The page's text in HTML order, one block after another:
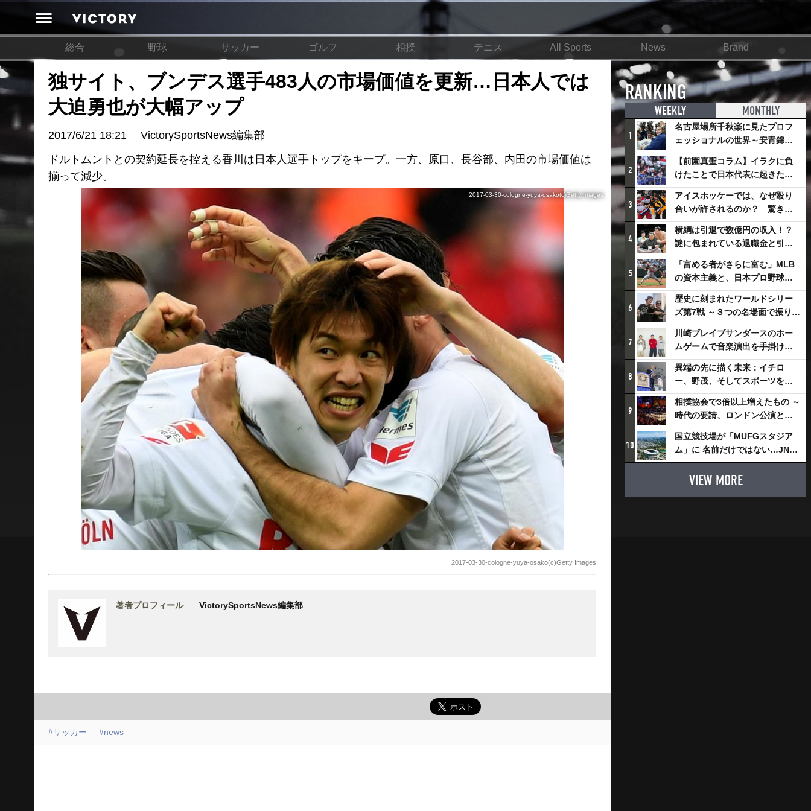
総合 野球 サッカー ゴルフ 相撲 テニス All Sports News Brand
独サイト、ブンデス選手483人の市場価値を更新…日本人では
大迫勇也が大幅アップ
2017/6/21 18:21
VictorySportsNews編集部
ドルトムントとの契約延長を控える香川は日本人選手トップをキープ。一方、原口、長谷部、内田の市場価値は
揃って減少。
2017-03-30-cologne-yuya-osako(c)Getty Images
2017-03-30-cologne-yuya-osako(c)Getty Images
著者プロフィール VictorySportsNews編集部
#サッカー #news
RANKING
WEEKLY MONTHLY
1
名古屋場所千秋楽に見たプロフ
ェッショナルの世界～安青錦の
優勝を巡るさまざまなドラマ
2
【前園真聖コラム】イラクに負
けたことで日本代表に起きたプ
ラスとは
3
アイスホッケーでは、なぜ殴り
合いが許されるのか？ 驚きの
「ファイティング」ルールにつ
いて
4
横綱は引退で数億円の収入！？
謎に包まれている退職金と引退
相撲興行
5
「富める者がさらに富む」MLB
の資本主義と、日本プロ野球が
踏み出せない一歩
6
歴史に刻まれたワールドシリー
ズ第7戦 ～３つの名場面で振り返
る～
7
川崎ブレイブサンダースのホー
ムゲームで音楽演出を手掛ける
スチャダラパーが川崎新！アリ
ーナシティ・プロジェクトを語
る 「楽しみでしかないでしょ。
川崎は、ずっと成長曲線だか
ら」
8
異端の先に描く未来：イチロ
ー、野茂、そしてスポーツを支
える科学界の挑戦
9
相撲協会で3倍以上増えたもの ～
時代の要請、ロンドン公演と古
式大相撲
10
国立競技場が「MUFGスタジア
ム」に 名前だけではない…JNSE
とMUFGが“共創”し描く地域活
性化・社会価値創造の近未来図
VIEW MORE